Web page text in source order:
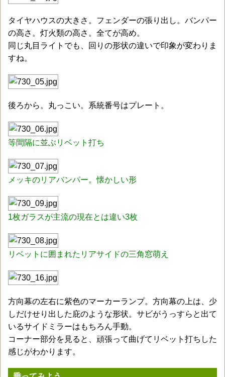
タイヤハウスの大きさ。フェンダーの張り出し。バンパー
の高さ。灯火類の高さ。全てが高め。
同じ丸目ライトでも、回りの形状の違いで印象が変わりま
すね。
後ろから。丸っこい。系統番号はプレート。
等間隔に並ぶリベット打ち
メッキのリアバンパー。懐かしい形
1枚ガラスが主流の現在とは違い3枚
リベットに囲まれたリアサイドの三角窓萌え
方向幕の左右に紫色のマーカーランプ。方向幕の上は、少
しだけせり出した庇のような形状。サビがうっすらと出て
いるサイドミラーはもちろん手動。
コーナー部分を見ると、頑張って曲げてリベット打ちした
感じがわかります。